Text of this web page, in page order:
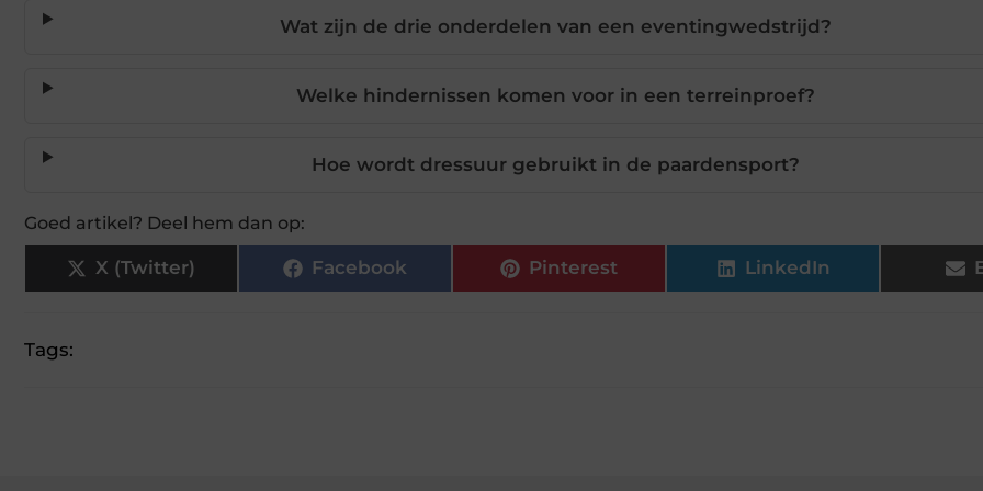
Wat zijn de drie onderdelen van een eventingwedstrijd?
Welke hindernissen komen voor in een terreinproef?
Hoe wordt dressuur gebruikt in de paardensport?
Goed artikel? Deel hem dan op:
X (Twitter) Facebook Pinterest LinkedIn
Tags: